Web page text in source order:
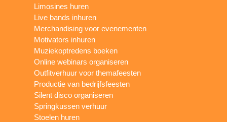
Limosines huren
Live bands inhuren
Merchandising voor evenementen
Motivators inhuren
Muziekoptredens boeken
Online webinars organiseren
Outfitverhuur voor themafeesten
Productie van bedrijfsfeesten
Silent disco organiseren
Springkussen verhuur
Stoelen huren